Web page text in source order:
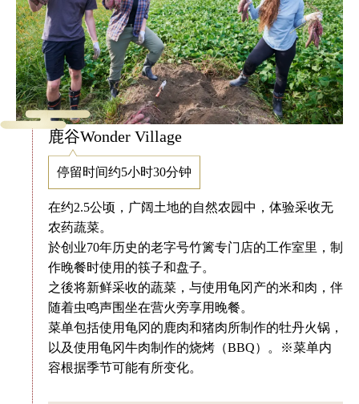
鹿谷Wonder Village
停留时间约5小时30分钟
在约2.5公顷，广阔土地的自然农园中，体验采收无
农药蔬菜。
於创业70年历史的老字号竹篱专门店的工作室里，制
作晚餐时使用的筷子和盘子。
之後将新鲜采收的蔬菜，与使用龟冈产的米和肉，伴
随着虫鸣声围坐在营火旁享用晚餐。
菜单包括使用龟冈的鹿肉和猪肉所制作的牡丹火锅，
以及使用龟冈牛肉制作的烧烤（BBQ）。※菜单内
容根据季节可能有所变化。